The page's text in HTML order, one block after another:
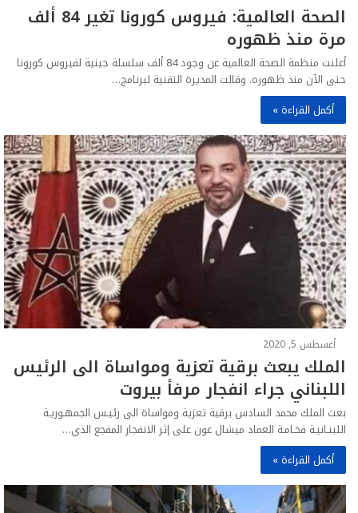
الصحة العالمية: فيروس كورونا تغير 84 ألف
مرة منذ ظهوره
أعلنت منظمة الصحة العالمية عن وجود 84 ألف سلسلة جينية لفيروس كورونا
حتى الآن منذ ظهوره. وقالت المديرة التقنية لبرنامج…
أكمل القراءة »
أغسطس 5, 2020
الملك يبعث برقية تعزية ومواساة الى الرئيس
اللبناني جراء انفجار مرفأ بيروت
بعث الملك محمد السادس برقية تعزية ومواساة الى رئيـس الجمهـوريـة
اللبنـانيـة فخـامـة العماد ميشال عون على إثر الانفجار المفجع الذي…
أكمل القراءة »